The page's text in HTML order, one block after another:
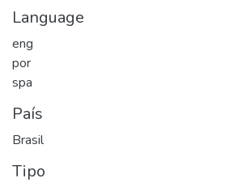
Language
eng
por
spa
País
Brasil
Tipo